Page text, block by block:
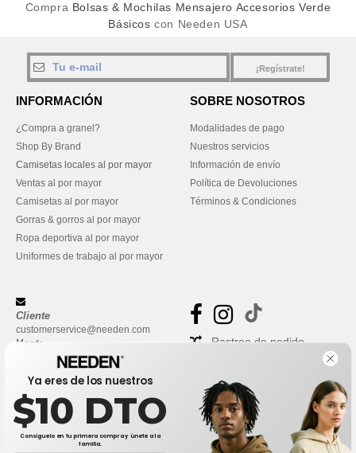
Compra Bolsas & Mochilas Mensajero Accesorios Verde
Básicos con Needen USA
¡Regístrate!
INFORMACIÓN
¿Compra a granel?
Shop By Brand
Camisetas locales al por mayor
Ventas al por mayor
Camisetas al por mayor
Gorras & gorros al por mayor
Ropa deportiva al por mayor
Uniformes de trabajo al por mayor
SOBRE NOSOTROS
Modalidades de pago
Nuestros servicios
Información de envío
Política de Devoluciones
Términos & Condiciones
Cliente
customerservice@needen.com
Venta
sales@needen.com
Rastreo de pedido
Ya eres de los nuestros
$10 DTO
Consíguelo en tu primera compra y únete a la
familia.